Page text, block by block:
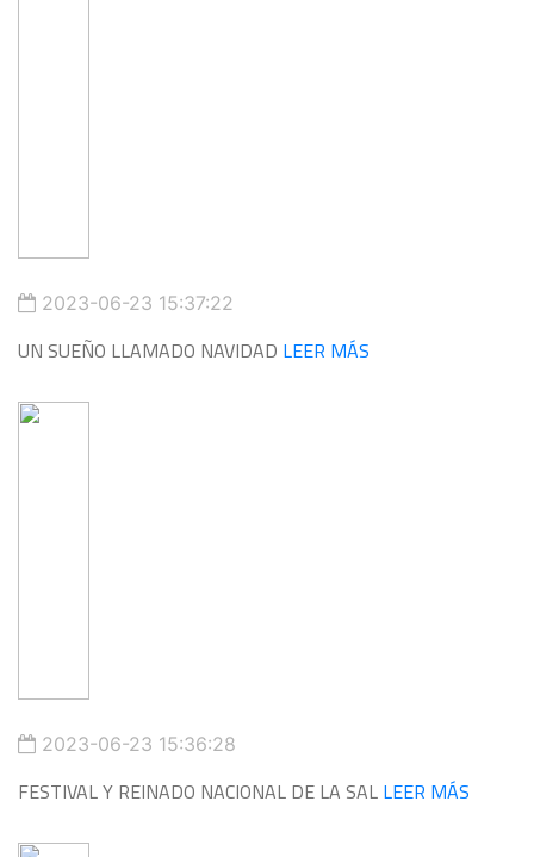
2023-06-23 15:37:22
UN SUEÑO LLAMADO NAVIDAD LEER MÁS
2023-06-23 15:36:28
FESTIVAL Y REINADO NACIONAL DE LA SALLEER MÁS